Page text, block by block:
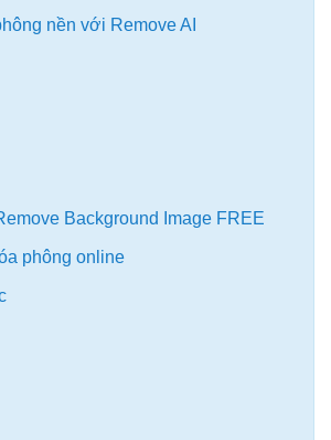
nền với Remove AI
Background Image FREE
phông online